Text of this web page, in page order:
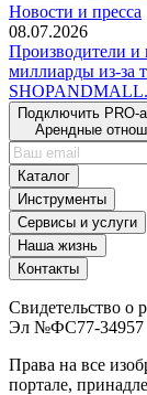
Новости и пресса
08.07.2026
Производители и
миллиарды из-за
SHOPAND
Подключить PRO-
Арендные
Каталог
Инструменты
Сервисы и услуги
Наша жизнь
Контакты
Свидетельство о
Эл №ФС77-34957
Права на все
портале,